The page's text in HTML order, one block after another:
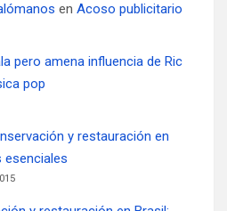
en Acoso publicitario
pero amena influencia de Ric
pop
y restauración en
esenciales